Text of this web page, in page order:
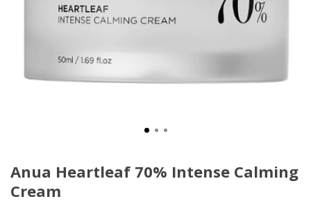
Anua Heartleaf 70% Intense Calming
Cream